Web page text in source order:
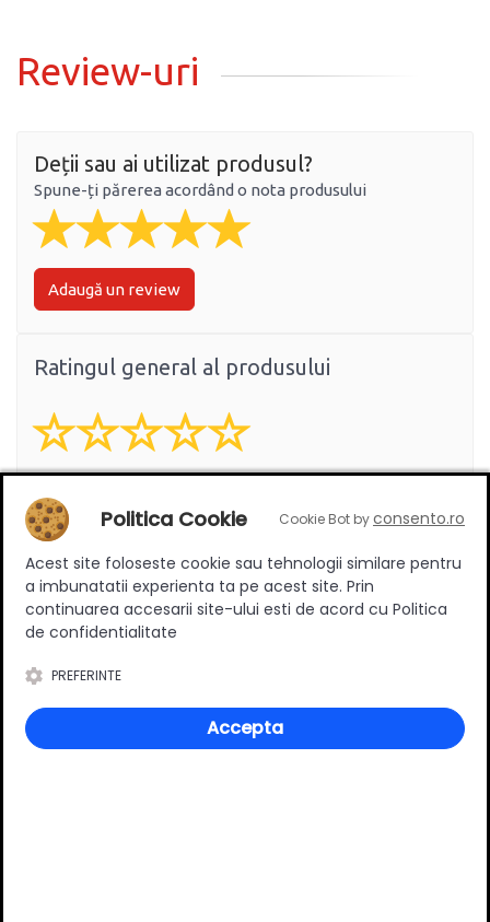
Review-uri
Deții sau ai utilizat produsul?
Spune-ți părerea acordând o nota produsului
Adaugă un review
Ratingul general al produsului
Întrebări și răspunsuri
Adaugă întrebarea
P*
Politica Cookie Cookie Bot byconsento.ro
Acest site foloseste cookie sau tehnologii similare pentru
a imbunatatii experienta ta pe acest site. Prin
continuarea accesarii site-ului esti de acord cu Politica
de confidentialitate
PREFERINTE
Accepta